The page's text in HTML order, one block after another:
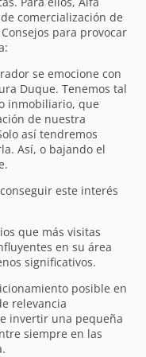
comercialización de
para provocar
se emocione con
Duque. Tenemos tal
inmobiliario, que
de nuestra
así tendremos
Así, o bajando el
este interés
que más visitas
en su área
significativos.
posible en
relevancia
invertir una pequeña
siempre en las